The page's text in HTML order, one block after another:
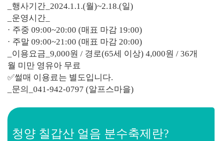
_행사기간_2024.1.1.(월)~2.18.(일)
_운영시간_
· 주중 09:00~20:00 (매표 마감 19:00)
· 주말 09:00~21:00 (매표 마감 20:00)
_이용요금_9,000원 / 경로(65세 이상) 4,000원 / 36개
월 미만 영유아 무료
✅썰매 이용료는 별도입니다.
_문의_041-942-0797 (알프스마을)
청양 칠갑산 얼음 분수축제란?